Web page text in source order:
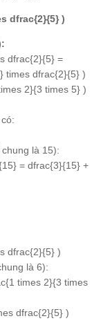
dfrac{2}{5} )
dfrac{2}{5} =
times dfrac{2}{5} )
2}{3 times 5} )
là 15):
= dfrac{3}{15} +
dfrac{2}{5} )
là 6):
times 2}{3 times
dfrac{2}{5} )